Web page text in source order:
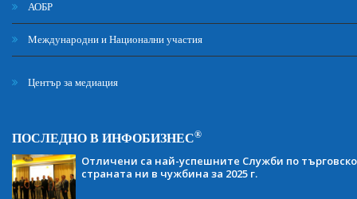
АОБР
Международни и Национални участия
Център за медиация
ПОСЛЕДНО В ИНФОБИЗНЕС®
Отличени са най-успешните Служби по
страната ни в чужбина за 2025 г.